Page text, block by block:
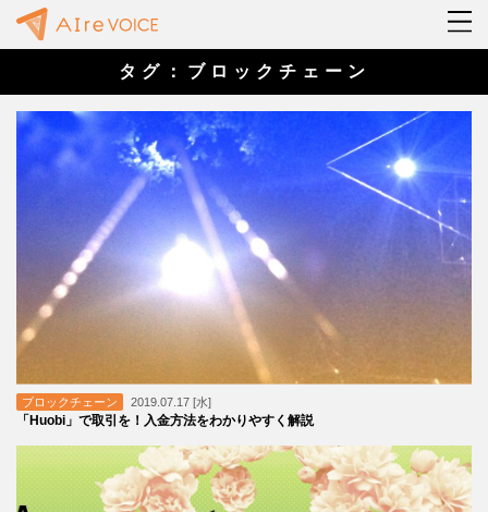
タグ：ブロックチェーン
ブロックチェーン 2019.07.17 [水]
「Huobi」で取引を！入金方法をわかりやすく解説